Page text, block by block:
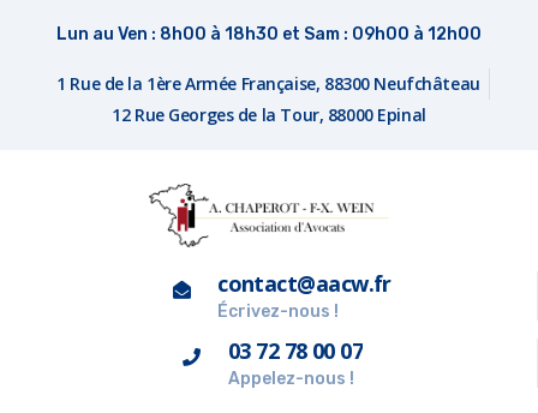
Lun au Ven : 8h00 à 18h30 et Sam : 09h00 à 12h00
1 Rue de la 1ère Armée Française, 88300 Neufchâteau
12 Rue Georges de la Tour, 88000 Epinal
contact@aacw.fr
Écrivez-nous !
03 72 78 00 07
Appelez-nous !